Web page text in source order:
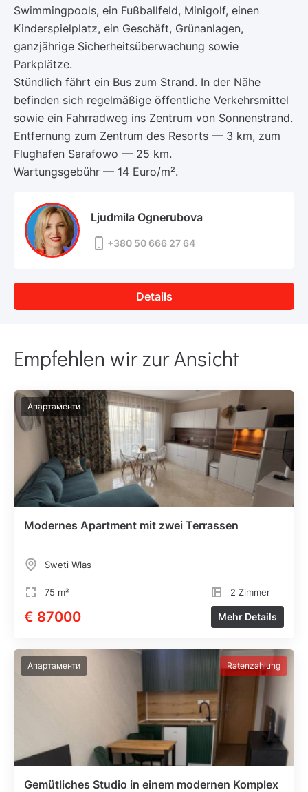
Swimmingpools, ein Fußballfeld, Minigolf, einen
Kinderspielplatz, ein Geschäft, Grünanlagen,
ganzjährige Sicherheitsüberwachung sowie
Parkplätze.
Stündlich fährt ein Bus zum Strand. In der Nähe
befinden sich regelmäßige öffentliche Verkehrsmittel
sowie ein Fahrradweg ins Zentrum von Sonnenstrand.
Entfernung zum Zentrum des Resorts — 3 km, zum
Flughafen Sarafowo — 25 km.
Wartungsgebühr — 14 Euro/m².
Ljudmila Ognerubova
+380 50 666 27 64
Details
Empfehlen wir zur Ansicht
Апартаменти
Modernes Apartment mit zwei Terrassen
Sweti Wlas
75 m² 2 Zimmer
€ 87000 Mehr Details
Апартаменти Ratenzahlung
Gemütliches Studio in einem modernen Komplex